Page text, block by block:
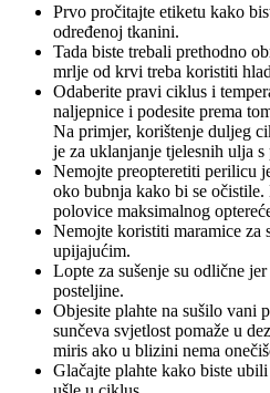
Prvo pročitajte etiketu kako
određenoj tkanini.
Tada biste trebali prethodno
mrlje od krvi treba koristiti
Odaberite pravi ciklus i
naljepnice i podesite prema
Na primjer, korištenje duljeg
je za uklanjanje tjelesnih ulja s
Nemojte preopteretiti perilicu
oko bubnja kako bi se
polovice maksimalnog
Nemojte koristiti maramice za
upijajućim.
Lopte za sušenje su odlične
posteljine.
Objesite plahte na sušilo vani
sunčeva svjetlost pomaže u
miris ako u blizini nema
Glačajte plahte kako biste